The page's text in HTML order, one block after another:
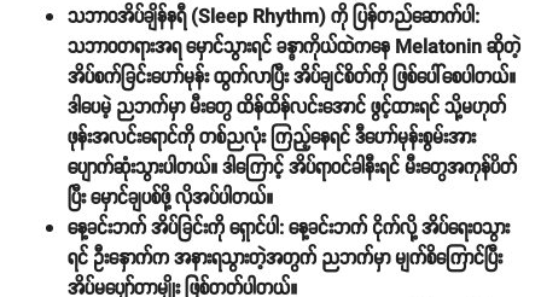
သဘာဝအိပ်ချိန်နရီ (Sleep Rhythm) ကို ပြန်တည်ဆောက်ပါ:
သဘာဝတရားအရ မှောင်သွားရင် ခန္ဓာကိုယ်ထဲကနေ Melatoninဆိုတဲ့
အိပ်စက်ခြင်းဟော်မုန်း ထွက်လာပြီး အိပ်ချင်စိတ်ကို ဖြစ်ပေါ်စေပါတယ်။
ဒါပေမဲ့ ညဘက်မှာ မီးတွေ ထိန်ထိန်လင်းအောင် ဖွင့်ထားရင် သို့မဟုတ်
ဖုန်းအလင်းရောင်ကို တစ်ညလုံး ကြည့်နေရင် ဒီဟော်မုန်းစွမ်းအား
ပျောက်ဆုံးသွားပါတယ်။ ဒါကြောင့် အိပ်ရာဝင်ခါနီးရင် မီးတွေအကုန်ပိတ်
ပြီး မှောင်ချပစ်ဖို့ လိုအပ်ပါတယ်။
နေ့ခင်းဘက် အိပ်ခြင်းကို ရှောင်ပါ:နေ့ခင်းဘက် ငိုက်လို့ အိပ်ရေးဝသွား
ရင် ဦးနှောက်က အနားရသွားတဲ့အတွက် ညဘက်မှာ မျက်စိကြောင်ပြီး
အိပ်မပျော်တာမျိုး ဖြစ်တတ်ပါတယ်။